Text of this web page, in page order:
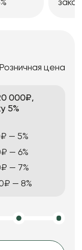
Розничная цена
000₽,
5%
— 5%
— 6%
— 7%
— 8%